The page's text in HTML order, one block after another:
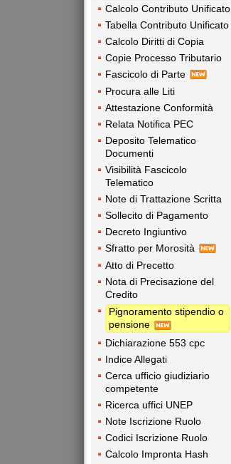
Calcolo Contributo Unificato
Tabella Contributo Unificato
Calcolo Diritti di Copia
Copie Processo Tributario
Fascicolo di Parte
Procura alle Liti
Attestazione Conformità
Relata Notifica PEC
Deposito Telematico
Documenti
Visibilità Fascicolo
Telematico
Note di Trattazione Scritta
Sollecito di Pagamento
Decreto Ingiuntivo
Sfratto per Morosità
Atto di Precetto
Nota di Precisazione del
Credito
Pignoramento stipendio o
pensione
Dichiarazione 553 cpc
Indice Allegati
Cerca ufficio giudiziario
competente
Ricerca uffici UNEP
Note Iscrizione Ruolo
Codici Iscrizione Ruolo
Calcolo Impronta Hash